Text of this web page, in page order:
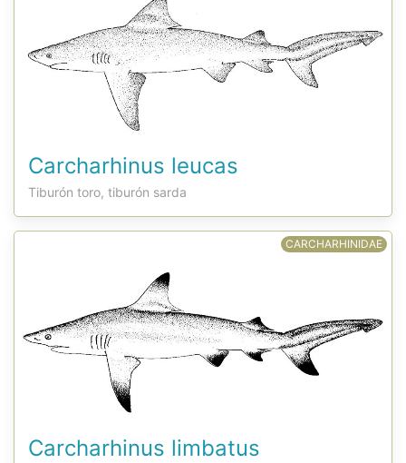
Carcharhinus leucas
Tiburón toro, tiburón sarda
CARCHARHINIDAE
Carcharhinus limbatus